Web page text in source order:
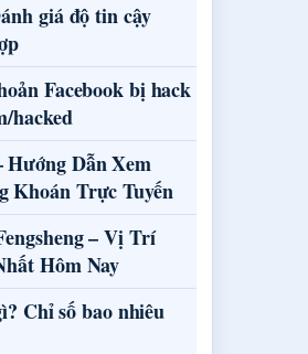
giá độ tin cậy
Facebook bị hack
hacked
Hướng Dẫn Xem
Khoán Trực Tuyến
– Vị Trí
Hôm Nay
Chỉ số bao nhiêu